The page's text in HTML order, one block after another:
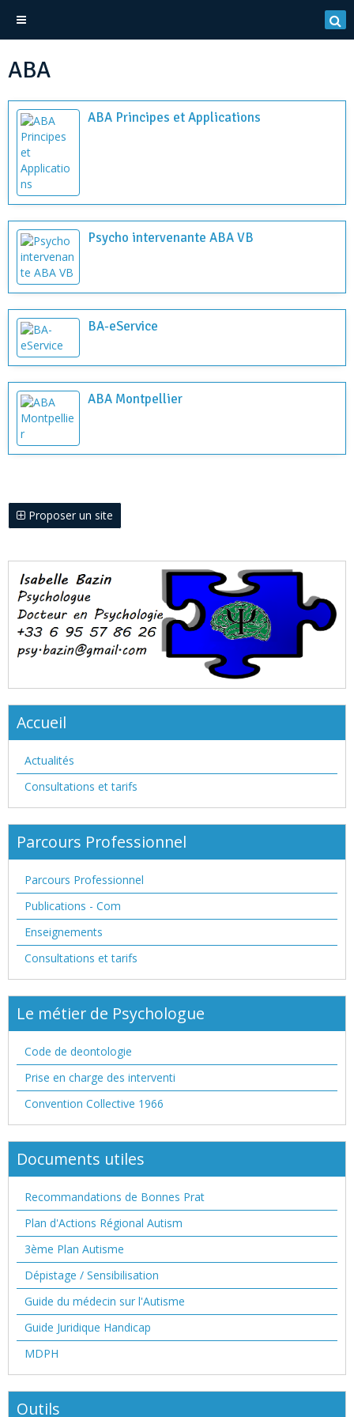
ABA
ABA Principes et Applications
Psycho intervenante ABA VB
BA-eService
ABA Montpellier
Proposer un site
Accueil
Actualités
Consultations et tarifs
Parcours Professionnel
Parcours Professionnel
Publications - Com
Enseignements
Consultations et tarifs
Le métier de Psychologue
Code de deontologie
Prise en charge des interventi
Convention Collective 1966
Documents utiles
Recommandations de Bonnes Prat
Plan d'Actions Régional Autism
3ème Plan Autisme
Dépistage / Sensibilisation
Guide du médecin sur l'Autisme
Guide Juridique Handicap
MDPH
Outils